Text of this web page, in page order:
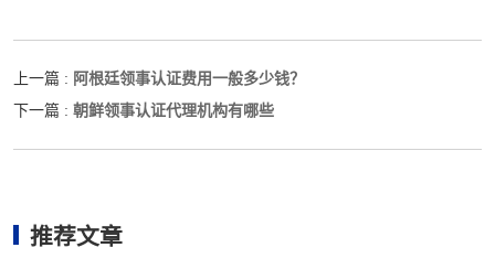
上一篇 : 阿根廷领事认证费用一般多少钱？
下一篇 : 朝鲜领事认证代理机构有哪些
推荐文章